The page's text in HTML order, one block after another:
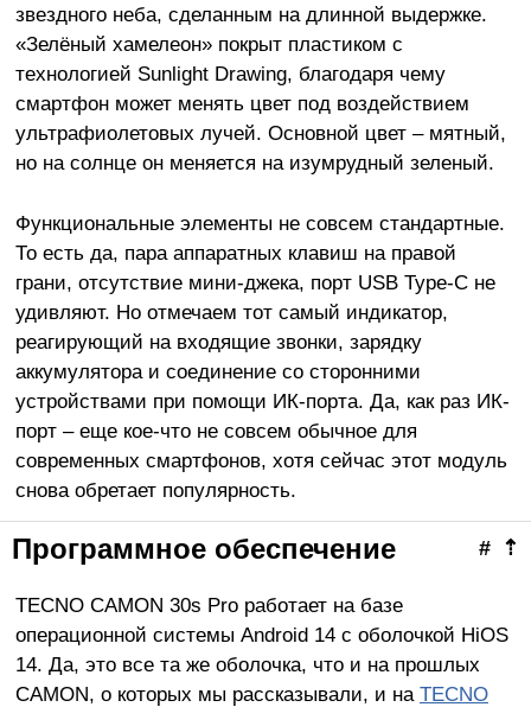
звездного неба, сделанным на длинной выдержке.
«Зелёный хамелеон» покрыт пластиком с
технологией Sunlight Drawing, благодаря чему
смартфон может менять цвет под воздействием
ультрафиолетовых лучей. Основной цвет – мятный,
но на солнце он меняется на изумрудный зеленый.
Функциональные элементы не совсем стандартные.
То есть да, пара аппаратных клавиш на правой
грани, отсутствие мини-джека, порт USB Type-C не
удивляют. Но отмечаем тот самый индикатор,
реагирующий на входящие звонки, зарядку
аккумулятора и соединение со сторонними
устройствами при помощи ИК-порта. Да, как раз ИК-
порт – еще кое-что не совсем обычное для
современных смартфонов, хотя сейчас этот модуль
снова обретает популярность.
⇡
#
Программное обеспечение
TECNO CAMON 30s Pro работает на базе
операционной системы Android 14 с оболочкой HiOS
14. Да, это все та же оболочка, что и на прошлых
CAMON, о которых мы рассказывали, и на TECNO